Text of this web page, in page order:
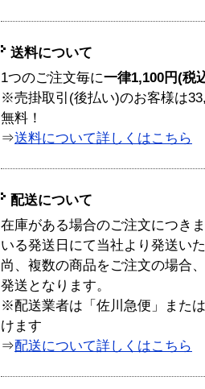
送料について
1つのご注文毎に一律1,100円(税
※売掛取引(後払い)のお客様は
無料！
⇒送料について詳しくはこちら
配送について
在庫がある場合のご注文につき
いる発送日にて当社より発送い
尚、複数の商品をご注文の場合
発送となります。
※配送業者は「佐川急便」また
けます
⇒配送について詳しくはこちら